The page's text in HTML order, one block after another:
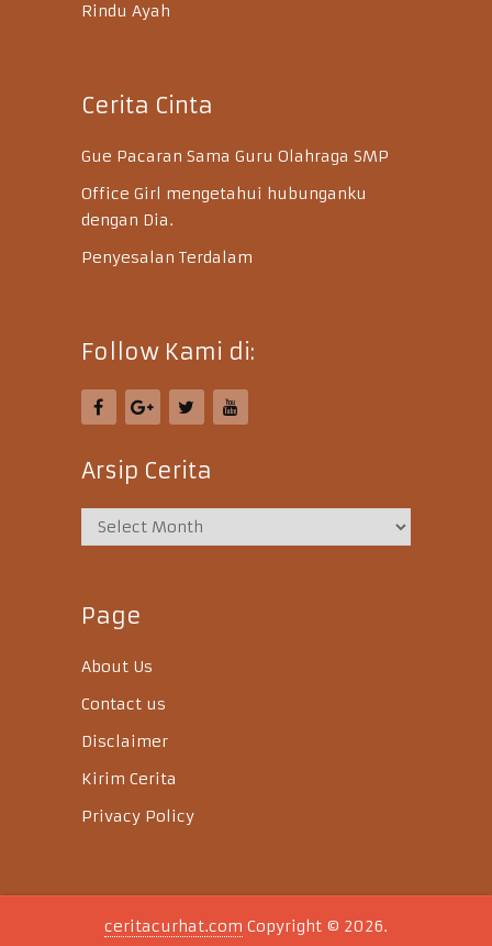
Rindu Ayah
Cerita Cinta
Gue Pacaran Sama Guru Olahraga SMP
Office Girl mengetahui hubunganku
dengan Dia.
Penyesalan Terdalam
Follow Kami di:
Arsip Cerita
Page
About Us
Contact us
Disclaimer
Kirim Cerita
Privacy Policy
ceritacurhat.com Copyright © 2026.